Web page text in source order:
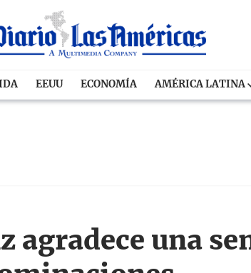
EEUU ECONOMÍA AMÉRICA LATINA
agradece una